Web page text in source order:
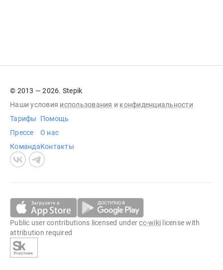
© 2013 — 2026. Stepik
Наши условия использования и конфиденциальности
Тарифы
Прессе
Команда
Помощь
О нас
Контакты
Public user contributions licensed undercc-wiki license with
attribution required